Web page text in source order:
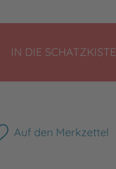
IN DIE SCHATZKISTE
Auf den Merkzettel